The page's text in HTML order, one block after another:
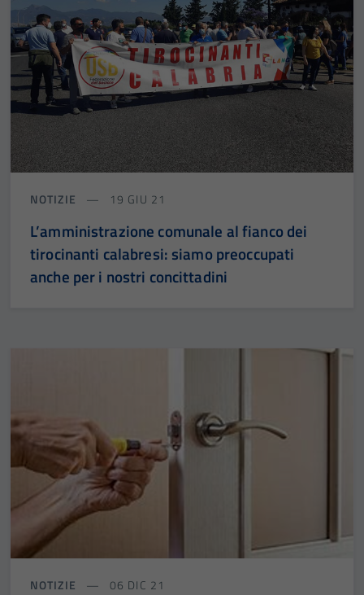
NOTIZIE 19 GIU 21
L’amministrazione comunale al fianco dei
tirocinanti calabresi: siamo preoccupati
anche per i nostri concittadini
NOTIZIE 06 DIC 21